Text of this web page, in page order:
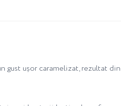
ușor caramelizat, rezultat